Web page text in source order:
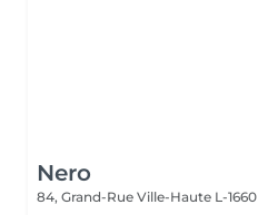
Nero
84, Grand-Rue Ville-Haute L-1660